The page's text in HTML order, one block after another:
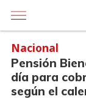
Nacional
Pensión
día para
según el